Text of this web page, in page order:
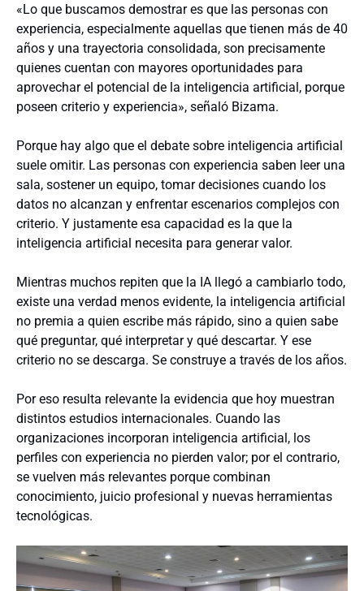
«Lo que buscamos demostrar es que las personas con
experiencia, especialmente aquellas que tienen más de 40
años y una trayectoria consolidada, son precisamente
quienes cuentan con mayores oportunidades para
aprovechar el potencial de la inteligencia artificial, porque
poseen criterio y experiencia», señaló Bizama.
Porque hay algo que el debate sobre inteligencia artificial
suele omitir. Las personas con experiencia saben leer una
sala, sostener un equipo, tomar decisiones cuando los
datos no alcanzan y enfrentar escenarios complejos con
criterio. Y justamente esa capacidad es la que la
inteligencia artificial necesita para generar valor.
Mientras muchos repiten que la IA llegó a cambiarlo todo,
existe una verdad menos evidente, la inteligencia artificial
no premia a quien escribe más rápido, sino a quien sabe
qué preguntar, qué interpretar y qué descartar. Y ese
criterio no se descarga. Se construye a través de los años.
Por eso resulta relevante la evidencia que hoy muestran
distintos estudios internacionales. Cuando las
organizaciones incorporan inteligencia artificial, los
perfiles con experiencia no pierden valor; por el contrario,
se vuelven más relevantes porque combinan
conocimiento, juicio profesional y nuevas herramientas
tecnológicas.